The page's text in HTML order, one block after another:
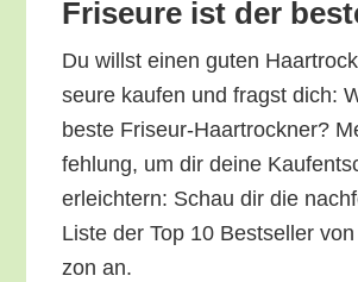
Fri­seu­re ist der
Du willst einen guten
seu­re kau­fen und fragst dich:
bes­te Fri­seur-Haar­trock­ner?
feh­lung, um dir dei­ne
erleich­tern: Schau dir die
Lis­te der Top 10 Best­sel­ler
zon an.